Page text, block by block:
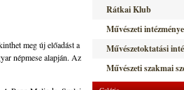
meg új előadást a
népmese alapján. Az
Rátkai Klub
Művészeti
Művészetoktatási
Művészeti szakmai